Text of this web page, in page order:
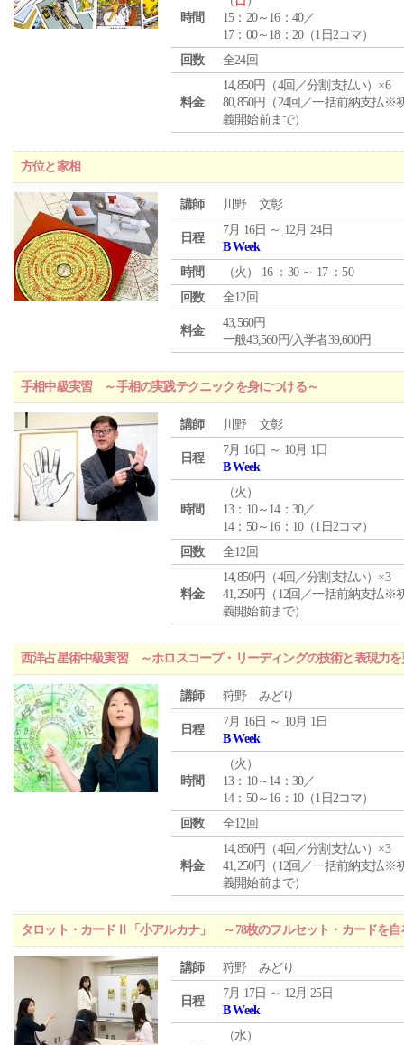
時間
15：20～16：40／
17：00～18：20（1日2コマ）
回数
全24回
料金
14,850円（4回／分割支払い）×6
80,850円（24回／一括前納支払※
義開始前まで）
方位と家相
講師 川野 文彰
日程
7月 16日 ～ 12月 24日
B Week
時間
（火 ） 16 ：30 ～ 17 ：50
回数
全12回
料金
43,560円
一般43,560円/入学者39,600円
手相中級実習 ～手相の実践テクニックを身につける～
講師 川野 文彰
日程
7月 16日 ～ 10月 1日
B Week
時間
（火 ）
13：10～14：30／
14：50～16：10（1日2コマ）
回数
全12回
料金
14,850円（4回／分割支払い）×3
41,250円（12回／一括前納支払※
義開始前まで）
西洋占星術中級実習 ～ホロスコープ・リーディングの技術と表現力
講師 狩野 みどり
日程
7月 16日 ～ 10月 1日
B Week
時間
（火 ）
13：10～14：30／
14：50～16：10（1日2コマ）
回数
全12回
料金
14,850円（4回／分割支払い）×3
41,250円（12回／一括前納支払※
義開始前まで）
タロット・カードⅡ「小アルカナ」 ～78枚のフルセット・カードを自
講師 狩野 みどり
日程
7月 17日 ～ 12月 25日
B Week
（水）